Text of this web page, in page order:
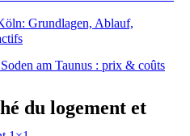
am Taunus : prix & coûts
du logement et